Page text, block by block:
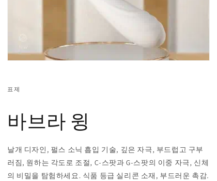
표제
바브라 윙
날개 디자인, 펄스 소닉 흡입 기술, 깊은 자극, 부드럽고 구부
러짐, 원하는 각도로 조절, C-스팟과 G-스팟의 이중 자극, 신체
의 비밀을 탐험하세요. 식품 등급 실리콘 소재, 부드러운 촉감.